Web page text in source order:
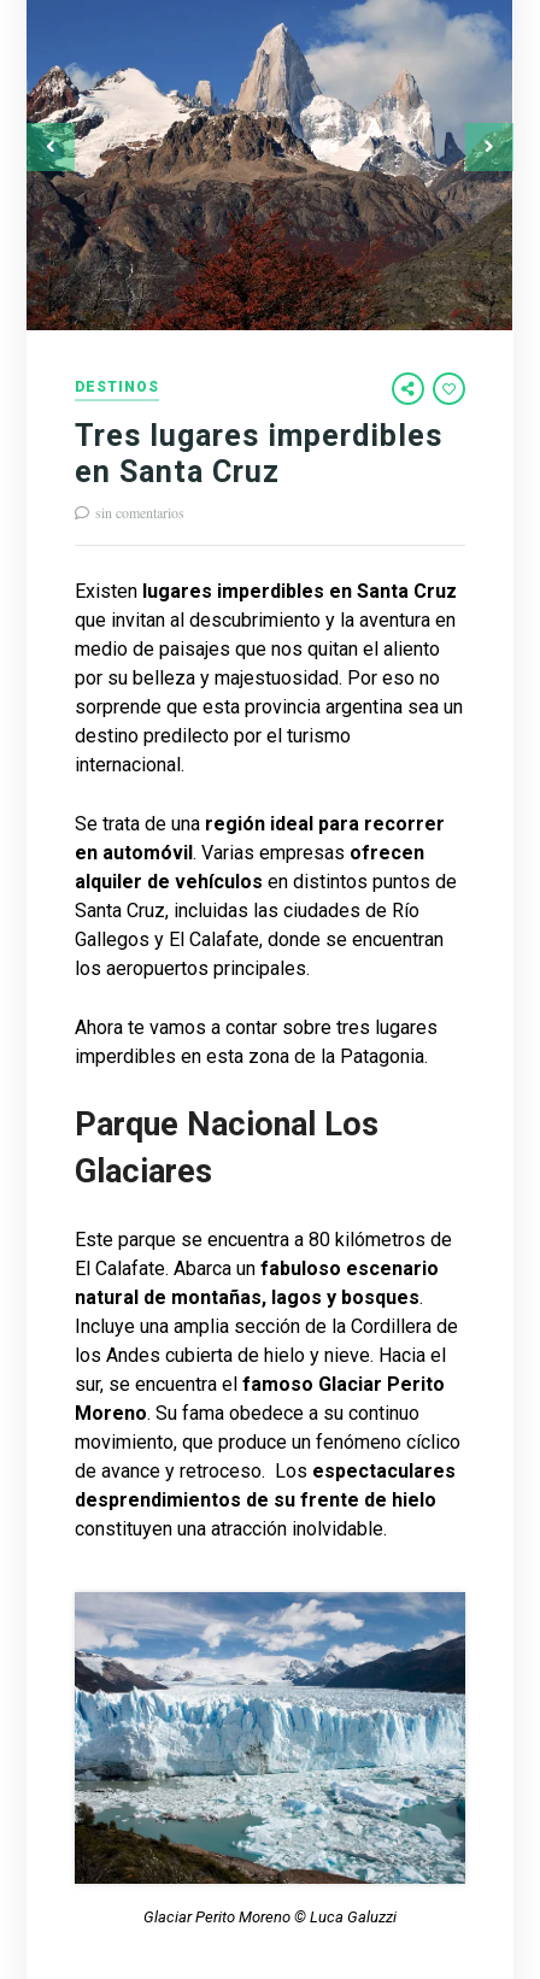
DESTINOS
Tres lugares imperdibles
en Santa Cruz
sin comentarios
Existen lugares imperdibles en Santa Cruz
que invitan al descubrimiento y la aventura en
medio de paisajes que nos quitan el aliento
por su belleza y majestuosidad. Por eso no
sorprende que esta provincia argentina sea un
destino predilecto por el turismo
internacional.
Se trata de una región ideal para recorrer
en automóvil. Varias empresas ofrecen
alquiler de vehículos en distintos puntos de
Santa Cruz, incluidas las ciudades de Río
Gallegos y El Calafate, donde se encuentran
los aeropuertos principales.
Ahora te vamos a contar sobre tres lugares
imperdibles en esta zona de la Patagonia.
Parque Nacional Los
Glaciares
Este parque se encuentra a 80 kilómetros de
El Calafate. Abarca unfabuloso escenario
natural de montañas, lagos y bosques.
Incluye una amplia sección de la Cordillera de
los Andes cubierta de hielo y nieve. Hacia el
sur, se encuentra elfamoso Glaciar Perito
Moreno. Su fama obedece a su continuo
movimiento, que produce un fenómeno cíclico
de avance y retroceso. Los espectaculares
desprendimientos de su frente de hielo
constituyen una atracción inolvidable.
Glaciar Perito Moreno © Luca Galuzzi